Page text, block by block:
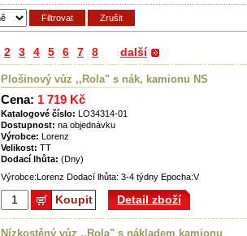
2 3 4 5 6 7 8 další
Plošinový vůz ,,Rola" s nák, kamionu NS
Cena: 1 719 Kč
Katalogové číslo: LO34314-01
Dostupnost: na objednávku
Výrobce: Lorenz
Velikost: TT
Dodací lhůta: (Dny)
Výrobce:Lorenz Dodací lhůta: 3-4 týdny Epocha:V
Koupit Detail zboží
Nízkostěný vůz ,,Rola" s nákladem kamionu